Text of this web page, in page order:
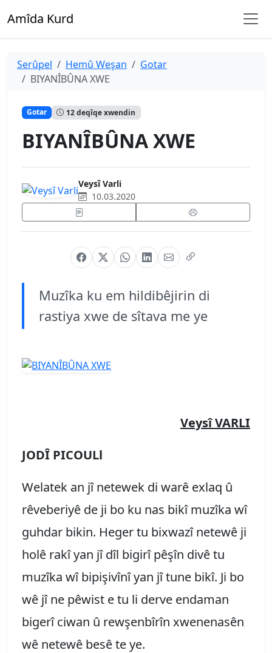
Amîda Kurd
Serûpel Hemû Weşan
Gotar
BIYANÎBÛNA XWE
Gotar 12 deqîqe xwendin
BIYANÎBÛNA XWE
Veysî Varli
10.03.2020
Muzîka ku em hildibêjirin di
rastiya xwe de sîtava me ye
Veysî VARLI
JODÎ PICOULl
Welatek an jî netewek di warê exlaq û
rêveberiyê de ji bo ku nas bikî muzîka wî
guhdar bikin. Heger tu bixwazî netewê ji
holê rakî yan jî dîl bigirî pêşîn divê tu
muzîka wî bipişivînî yan jî tune bikî. Ji bo
wê jî ne pêwist e tu li derve endaman
bigerî ciwan û rewşenbîrîn xwenenasên
wê netewê besê te ye.